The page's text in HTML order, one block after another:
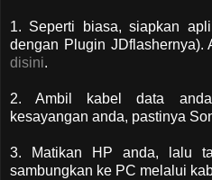
1. Seperti biasa, siapkan
dengan Plugin JDflashernya).
disini.
2. Ambil kabel data
kesayangan anda, pastinya
3. Matikan HP anda, lalu
sambungkan ke PC melalui